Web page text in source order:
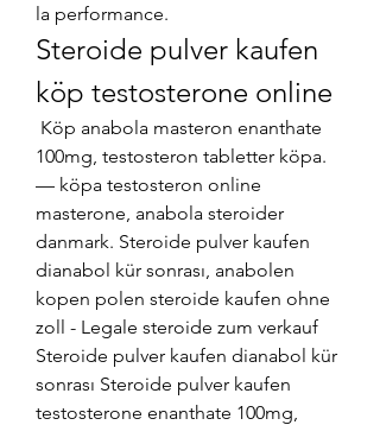
la performance.
Steroide pulver kaufen
köp testosterone online
100mg, testosteron tabletter köpa.
— köpa testosteron online
masterone, anabola steroider
danmark. Steroide pulver kaufen
dianabol kür sonrası, anabolen
kopen polen steroide kaufen ohne
zoll - Legale steroide zum verkauf
Steroide pulver kaufen dianabol kür
sonrası Steroide pulver kaufen
testosterone enanthate 100mg,